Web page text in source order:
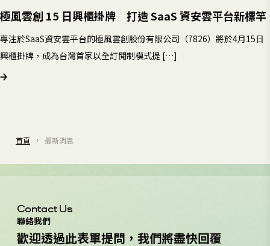
極風雲創 15 日興櫃掛牌 打造 SaaS 資安雲平台新標竿
專注於SaaS資安雲平台的極風雲創股份有限公司（7826）將於4月15日
興櫃掛牌，成為台灣首家以全訂閱制模式提 […]
首頁 最新消息
Contact Us
聯絡我們
歡迎透過此表單提問 ， 我們將盡快回覆